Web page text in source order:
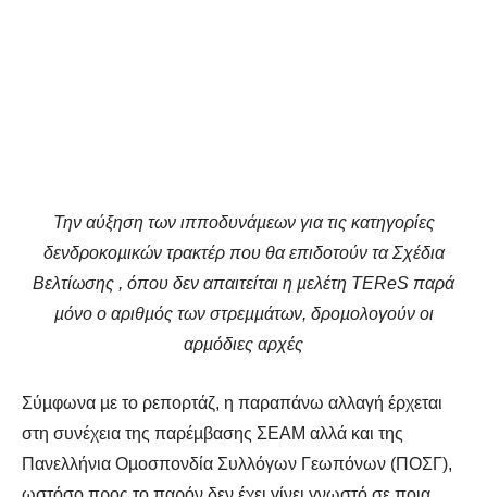
Την αύξηση των ιπποδυνάµεων για τις κατηγορίες
δενδροκοµικών τρακτέρ που θα επιδοτούν τα Σχέδια
Βελτίωσης , όπου δεν απαιτείται η µελέτη TEReS παρά
µόνο ο αριθµός των στρεµµάτων, δροµολογούν οι
αρµόδιες αρχές
Σύµφωνα µε το ρεπορτάζ, η παραπάνω αλλαγή έρχεται
στη συνέχεια της παρέµβασης ΣΕΑΜ αλλά και της
Πανελλήνια Οµοσπονδία Συλλόγων Γεωπόνων (ΠΟΣΓ),